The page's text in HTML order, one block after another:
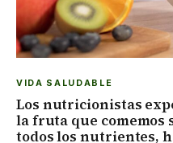
VIDA SALUDABLE
Los nutricionistas
la fruta que comemos
todos los nutrientes,